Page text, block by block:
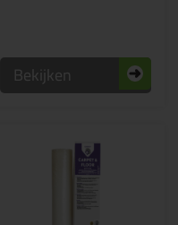
Bekijken